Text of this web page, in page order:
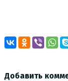
Добавить